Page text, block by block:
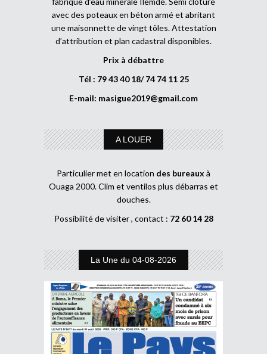
avec des poteaux en béton armé et abritant
une maisonnette de vingt tôles. Attestation
d’attribution et plan cadastral disponibles.
Prix à débattre
Tél : 79 43 40 18/ 74 74 11 25
E-mail: masigue2019@gmail.com
A LOUER
Particulier met en location des bureaux à
Ouaga 2000. Clim et ventilos plus débarras et
douches.
Possibilité de visiter , contact : 72 60 14 28
La Une du 04-08-2026